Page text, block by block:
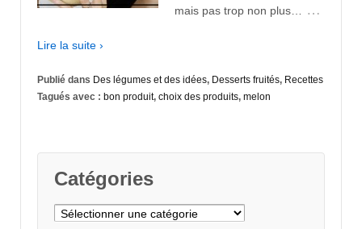
mais pas trop non plus…
…
Lire la suite ›
Publié dans Des légumes et des idées, Desserts fruités, Recettes
Tagués avec : bon produit, choix des produits, melon
Catégories
Catégories